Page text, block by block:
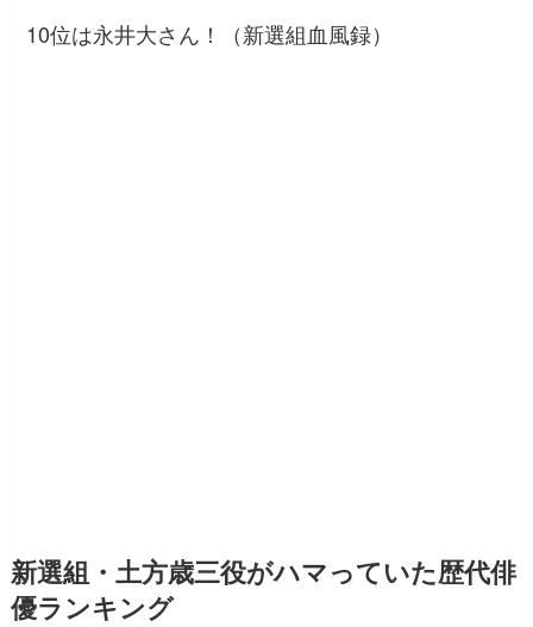
10位は永井大さん！（新選組血風録）
新選組・土方歳三役がハマっていた歴代俳
優ランキング